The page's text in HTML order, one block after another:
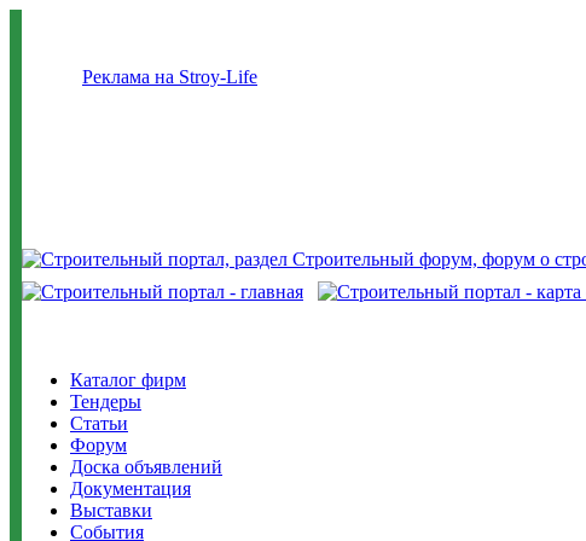
Реклама на Stroy-Life
Каталог фирм
Тендеры
Статьи
Форум
Доска объявлений
Документация
Выставки
События